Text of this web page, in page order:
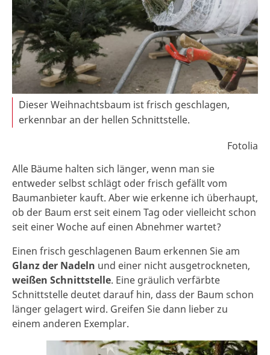
Dieser Weihnachtsbaum ist frisch geschlagen,
erkennbar an der hellen Schnittstelle.
Fotolia
Alle Bäume halten sich länger, wenn man sie
entweder selbst schlägt oder frisch gefällt vom
Baumanbieter kauft. Aber wie erkenne ich überhaupt,
ob der Baum erst seit einem Tag oder vielleicht schon
seit einer Woche auf einen Abnehmer wartet?
Einen frisch geschlagenen Baum erkennen Sie am
Glanz der Nadeln und einer nicht ausgetrockneten,
weißen Schnittstelle. Eine gräulich verfärbte
Schnittstelle deutet darauf hin, dass der Baum schon
länger gelagert wird. Greifen Sie dann lieber zu
einem anderen Exemplar.